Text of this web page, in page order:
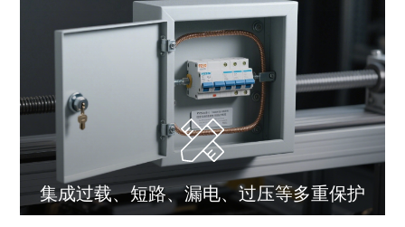
集成过载、短路、漏电、过压等多重保护